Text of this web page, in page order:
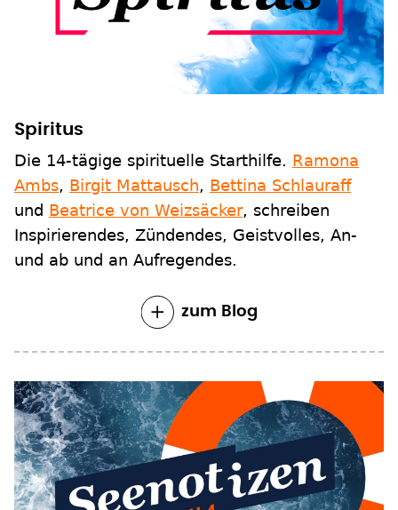
Spiritus
Die 14-tägige spirituelle Starthilfe. Ramona
Ambs, Birgit Mattausch, Bettina Schlauraff
und Beatrice von Weizsäcker, schreiben
Inspirierendes, Zündendes, Geistvolles, An-
und ab und an Aufregendes.
zum Blog